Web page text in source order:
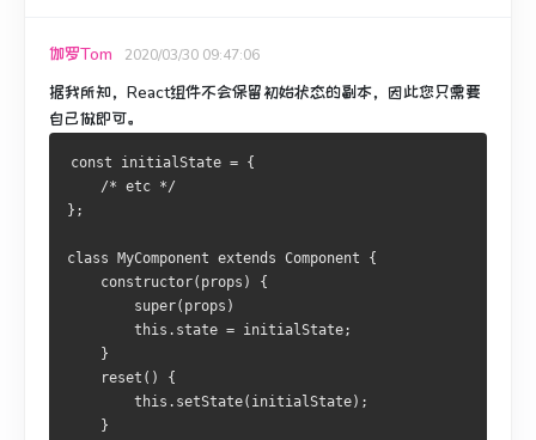
伽罗Tom 2020/03/30 09:47:06
据我所知，React组件不会保留初始状态的副本，因此您只需要
自己做即可。
const initialState = {
    /* etc */
};
class MyComponent extends Component {
    constructor(props) {
        super(props)
        this.state = initialState;
    }
    reset() {
        this.setState(initialState);
    }